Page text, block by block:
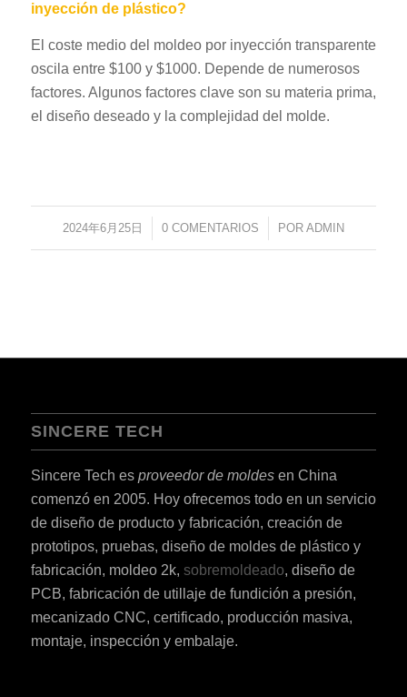
inyección de plástico?
El coste medio del moldeo por inyección transparente
oscila entre $100 y $1000. Depende de numerosos
factores. Algunos factores clave son su materia prima,
el diseño deseado y la complejidad del molde.
2024年6月25日
/ 0 COMENTARIOS
/ POR ADMIN
SINCERE TECH
Sincere Tech es proveedor de moldesen China
comenzó en 2005. Hoy ofrecemos todo en un servicio
de diseño de producto y fabricación, creación de
prototipos, pruebas, diseño de moldes de plástico y
fabricación, moldeo 2k, sobremoldeado, diseño de
PCB, fabricación de utillaje de fundición a presión,
mecanizado CNC, certificado, producción masiva,
montaje, inspección y embalaje.
NB
EL
HU
RO
ES_MX